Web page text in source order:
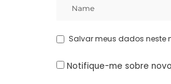
Salvar meus dados neste
Notifique-me sobre